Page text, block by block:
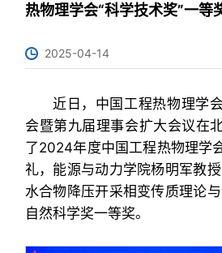
热物理学会“科学技术奖”一等
2025-04-14
近日，中国工程热物理学
会暨第九届理事会扩大会议在
了2024年度中国工程热物理学
礼，能源与动力学院杨明军教
水合物降压开采相变传质理论
自然科学奖一等奖。